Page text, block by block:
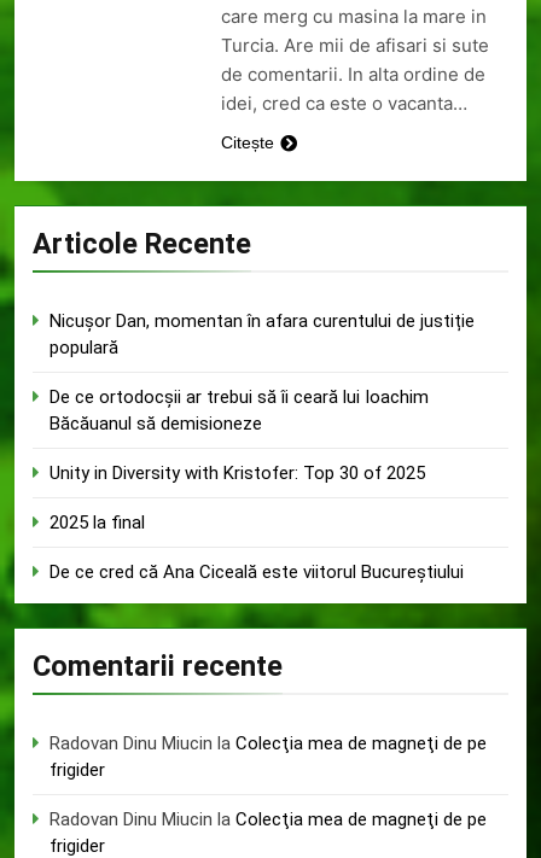
care merg cu masina la mare in
Turcia. Are mii de afisari si sute
de comentarii. In alta ordine de
idei, cred ca este o vacanta…
Citește
Articole Recente
Nicușor Dan, momentan în afara curentului de justiție
populară
De ce ortodocșii ar trebui să îi ceară lui Ioachim
Băcăuanul să demisioneze
Unity in Diversity with Kristofer: Top 30 of 2025
2025 la final
De ce cred că Ana Ciceală este viitorul Bucureștiului
Comentarii recente
Radovan Dinu Miucin la Colecţia mea de magneţi de pe
frigider
Radovan Dinu Miucin la Colecţia mea de magneţi de pe
frigider